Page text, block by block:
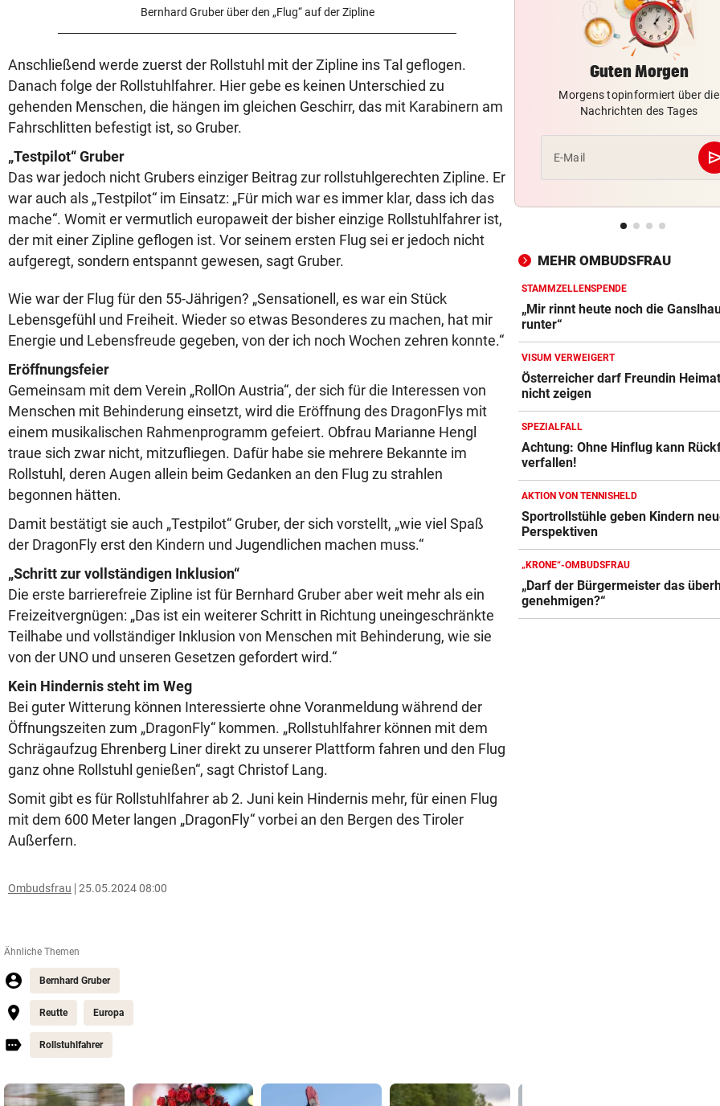
Bernhard Gruber über den „Flug“ auf der Zipline
Anschließend werde zuerst der Rollstuhl mit der Zipline ins Tal geflogen.
Danach folge der Rollstuhlfahrer. Hier gebe es keinen Unterschied zu
gehenden Menschen, die hängen im gleichen Geschirr, das mit Karabinern am
Fahrschlitten befestigt ist, so Gruber.
„Testpilot“ Gruber
Das war jedoch nicht Grubers einziger Beitrag zur rollstuhlgerechten Zipline. Er
war auch als „Testpilot“ im Einsatz: „Für mich war es immer klar, dass ich das
mache“. Womit er vermutlich europaweit der bisher einzige Rollstuhlfahrer ist,
der mit einer Zipline geflogen ist. Vor seinem ersten Flug sei er jedoch nicht
aufgeregt, sondern entspannt gewesen, sagt Gruber.
Wie war der Flug für den 55-Jährigen? „Sensationell, es war ein Stück
Lebensgefühl und Freiheit. Wieder so etwas Besonderes zu machen, hat mir
Energie und Lebensfreude gegeben, von der ich noch Wochen zehren konnte.“
Eröffnungsfeier
Gemeinsam mit dem Verein „RollOn Austria“, der sich für die Interessen von
Menschen mit Behinderung einsetzt, wird die Eröffnung des DragonFlys mit
einem musikalischen Rahmenprogramm gefeiert. Obfrau Marianne Hengl
traue sich zwar nicht, mitzufliegen. Dafür habe sie mehrere Bekannte im
Rollstuhl, deren Augen allein beim Gedanken an den Flug zu strahlen
begonnen hätten.
Damit bestätigt sie auch „Testpilot“ Gruber, der sich vorstellt, „wie viel Spaß
der DragonFly erst den Kindern und Jugendlichen machen muss.“
„Schritt zur vollständigen Inklusion“
Die erste barrierefreie Zipline ist für Bernhard Gruber aber weit mehr als ein
Freizeitvergnügen: „Das ist ein weiterer Schritt in Richtung uneingeschränkte
Teilhabe und vollständiger Inklusion von Menschen mit Behinderung, wie sie
von der UNO und unseren Gesetzen gefordert wird.“
Kein Hindernis steht im Weg
Bei guter Witterung können Interessierte ohne Voranmeldung während der
Öffnungszeiten zum „DragonFly“ kommen. „Rollstuhlfahrer können mit dem
Schrägaufzug Ehrenberg Liner direkt zu unserer Plattform fahren und den Flug
ganz ohne Rollstuhl genießen“, sagt Christof Lang.
Somit gibt es für Rollstuhlfahrer ab 2. Juni kein Hindernis mehr, für einen Flug
mit dem 600 Meter langen „DragonFly“ vorbei an den Bergen des Tiroler
Außerfern.
Ombudsfrau 25.05.2024 08:00
Ähnliche Themen
Bernhard Gruber
Reutte Europa
Rollstuhlfahrer
JEDE 5. IST GEFÄHRDET
Armut: Kindererziehung
Frauen die Pension
MIT DROGEN IM GEPÄCK
Mädchen (8) von E-Scooter-
Fahrer niedergerast
BEI FLUCHTVERSUCH vor 2
Polizisten von
EINSATZ IN WOLFURT
Flammen aufgegangen
NIMMT SPRICHWORT ERNST vor 2
Schweizer Influencer frisst
echten Besen
LIZENZEN FEHLEN vor 2
Zwei Bullen-Talente sind
der Warteschleife
Guten Morgen
Morgens topinformiert über die
Nachrichten des Tages
E-Mail
MEHR OMBUDSFRAU
STAMMZELLENSPENDE
„Mir rinnt heute noch die
runter“
VISUM VERWEIGERT
Österreicher darf Freundin
nicht zeigen
SPEZIALFALL
Achtung: Ohne Hinflug kann
verfallen!
AKTION VON TENNISHELD
Sportrollstühle geben Kindern
Perspektiven
„KRONE“-OMBUDSFRAU
„Darf der Bürgermeister das
genehmigen?“